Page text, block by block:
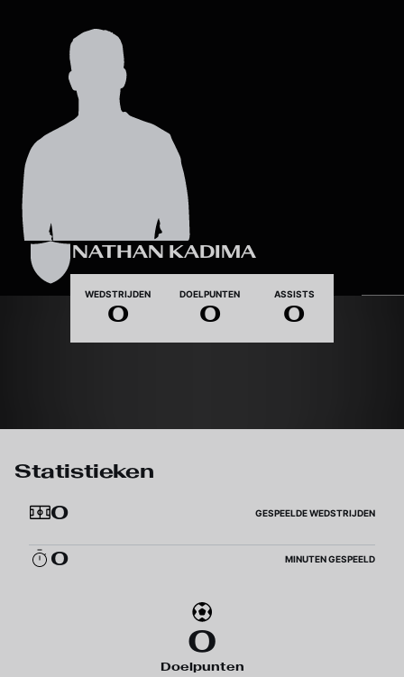
NATHAN KADIMA
WEDSTRIJDEN
0
DOELPUNTEN
0
ASSISTS
0
Statistieken
0
GESPEELDE WEDSTRIJDEN
0 MINUTEN GESPEELD
0
Doelpunten